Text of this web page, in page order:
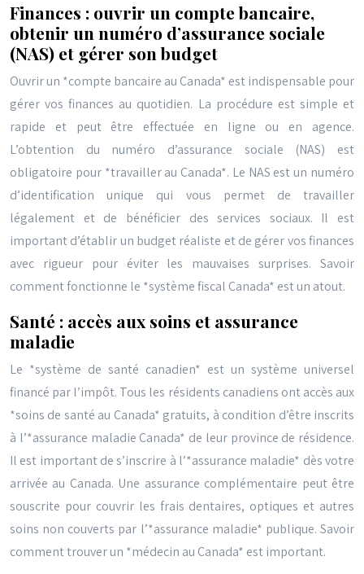
Finances : ouvrir un compte bancaire,
obtenir un numéro d’assurance sociale
(NAS) et gérer son budget
Ouvrir un *compte bancaire au Canada* est indispensable pour
gérer vos finances au quotidien. La procédure est simple et
rapide et peut être effectuée en ligne ou en agence.
L’obtention du numéro d’assurance sociale (NAS) est
obligatoire pour *travailler au Canada*. Le NAS est un numéro
d’identification unique qui vous permet de travailler
légalement et de bénéficier des services sociaux. Il est
important d’établir un budget réaliste et de gérer vos finances
avec rigueur pour éviter les mauvaises surprises. Savoir
comment fonctionne le *système fiscal Canada* est un atout.
Santé : accès aux soins et assurance
maladie
Le *système de santé canadien* est un système universel
financé par l’impôt. Tous les résidents canadiens ont accès aux
*soins de santé au Canada* gratuits, à condition d’être inscrits
à l’*assurance maladie Canada* de leur province de résidence.
Il est important de s’inscrire à l’*assurance maladie* dès votre
arrivée au Canada. Une assurance complémentaire peut être
souscrite pour couvrir les frais dentaires, optiques et autres
soins non couverts par l’*assurance maladie* publique. Savoir
comment trouver un *médecin au Canada* est important.